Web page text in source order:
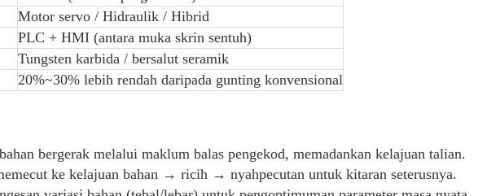
Kes Aplikasi Industri
Industri Keluli: Gunting terbang jalur gelek
Perbandingan dengan Peralatan Gunting
Metrik
Shear Terbang
Motor servo / Hidraulik / Hibrid
PLC + HMI (antara muka skrin sentuh)
Tungsten karbida / bersalut seramik
20%~30% lebih rendah daripada gunting konvensional
bergerak melalui maklum balas pengekod, memadankan kelajuan talian.
ke kelajuan bahan → ricih → nyahpecutan untuk kitaran seterusnya.